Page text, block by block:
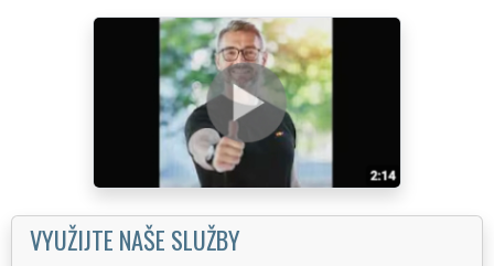
VYUŽIJTE NAŠE SLUŽBY